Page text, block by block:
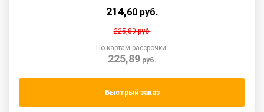
214,60 руб.
225,89руб.
По картам рассрочки:
225,89руб.
Быстрый заказ